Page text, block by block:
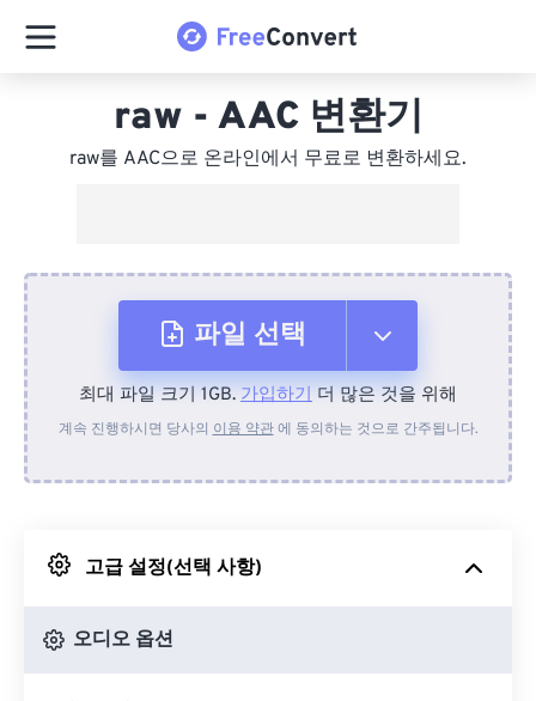
raw - AAC 변환기
raw를 AAC으로 온라인에서 무료로 변환하세요.
파일 선택
장치에서
Google 드라이브에서
최대 파일 크기 1GB. 가입하기 더 많은 것을 위해
계속 진행하시면 당사의 이용 약관에 동의하는 것으로 간주됩니다.
고급 설정(선택 사항)
오디오 옵션